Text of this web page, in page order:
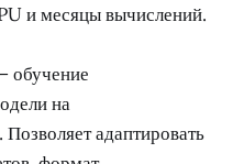
и месяцы вычислений.
обучение
на
адаптировать